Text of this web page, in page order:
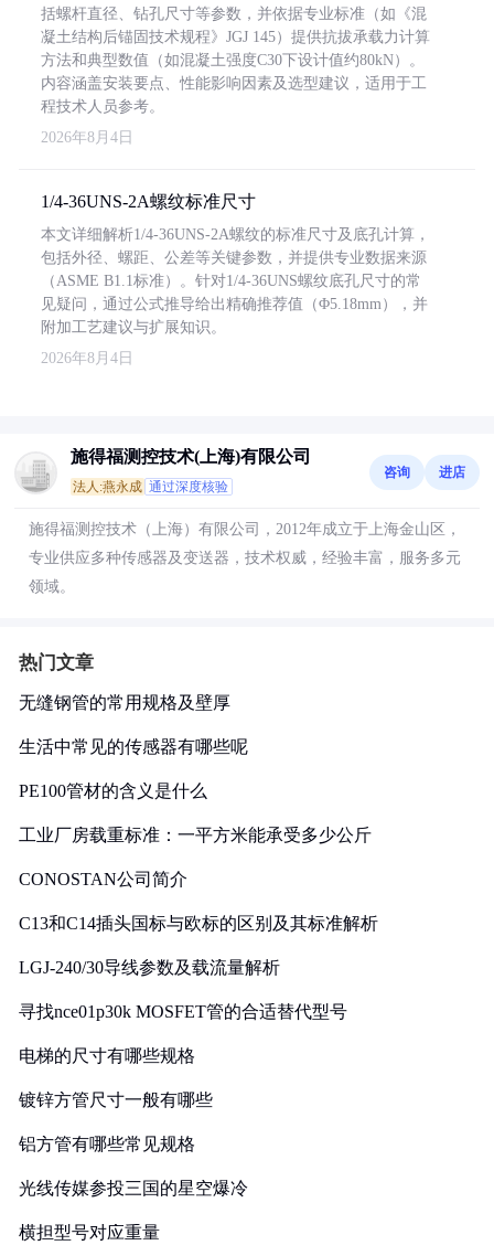
括螺杆直径、钻孔尺寸等参数，并依据专业标准（如《混
凝土结构后锚固技术规程》JGJ 145）提供抗拔承载力计算
方法和典型数值（如混凝土强度C30下设计值约80kN）。
内容涵盖安装要点、性能影响因素及选型建议，适用于工
程技术人员参考。
2026年8月4日
1/4-36UNS-2A螺纹标准尺寸
本文详细解析1/4-36UNS-2A螺纹的标准尺寸及底孔计算，
包括外径、螺距、公差等关键参数，并提供专业数据来源
（ASME B1.1标准）。针对1/4-36UNS螺纹底孔尺寸的常
见疑问，通过公式推导给出精确推荐值（Φ5.18mm），并
附加工艺建议与扩展知识。
2026年8月4日
施得福测控技术(上海)有限公司
法人:燕永成 通过深度核验
咨询 进店
施得福测控技术（上海）有限公司，2012年成立于上海金山区，
专业供应多种传感器及变送器，技术权威，经验丰富，服务多元
领域。
热门文章
无缝钢管的常用规格及壁厚
生活中常见的传感器有哪些呢
PE100管材的含义是什么
工业厂房载重标准：一平方米能承受多少公斤
CONOSTAN公司简介
C13和C14插头国标与欧标的区别及其标准解析
LGJ-240/30导线参数及载流量解析
寻找nce01p30k MOSFET管的合适替代型号
电梯的尺寸有哪些规格
镀锌方管尺寸一般有哪些
铝方管有哪些常见规格
光线传媒参投三国的星空爆冷
横担型号对应重量